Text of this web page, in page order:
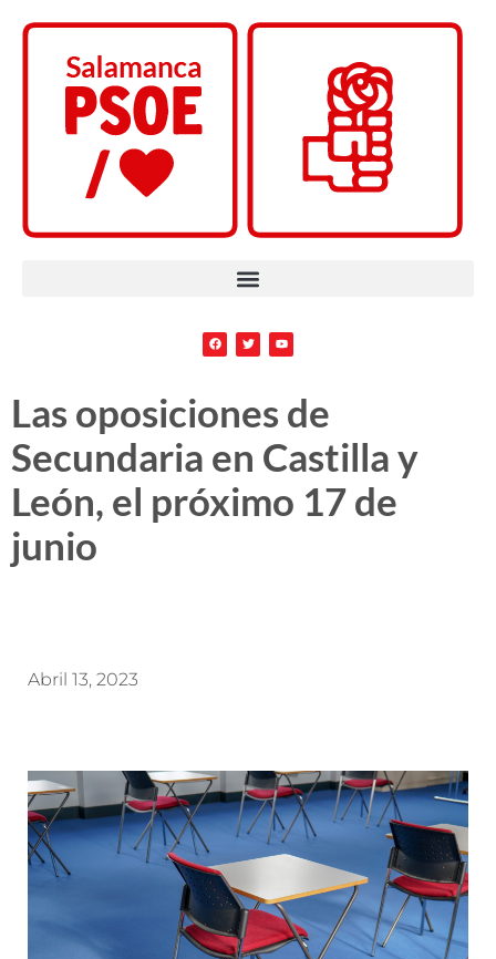
Las oposiciones de
Secundaria en Castilla y
León, el próximo 17 de
junio
Abril 13, 2023